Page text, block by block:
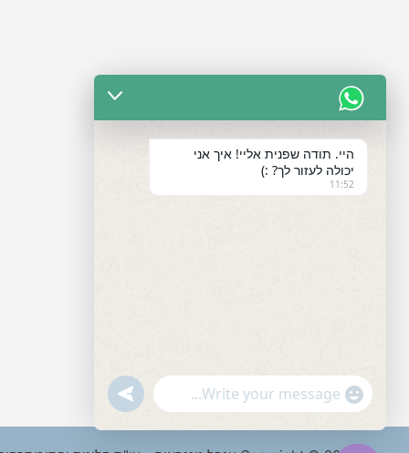
היי. תודה שפנית אליי! איך אני
יכולה לעזור לך? :)
11:52
"+chaty_settings.lang.emoji_picker+"
WhatsApp
undefined